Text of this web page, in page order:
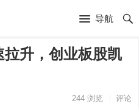
导航
升，创业板股凯
244浏览 评论